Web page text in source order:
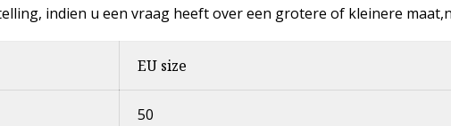
indien u een vraag heeft over een grotere of kleinere
EU size
50